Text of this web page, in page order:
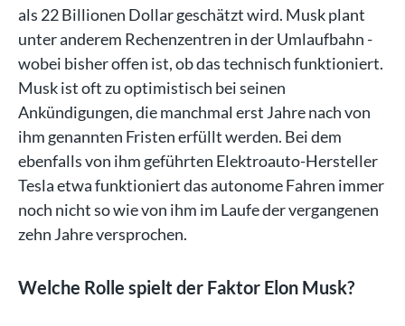
als 22 Billionen Dollar geschätzt wird. Musk plant
unter anderem Rechenzentren in der Umlaufbahn -
wobei bisher offen ist, ob das technisch funktioniert.
Musk ist oft zu optimistisch bei seinen
Ankündigungen, die manchmal erst Jahre nach von
ihm genannten Fristen erfüllt werden. Bei dem
ebenfalls von ihm geführten Elektroauto-Hersteller
Tesla etwa funktioniert das autonome Fahren immer
noch nicht so wie von ihm im Laufe der vergangenen
zehn Jahre versprochen.
Welche Rolle spielt der Faktor Elon Musk?